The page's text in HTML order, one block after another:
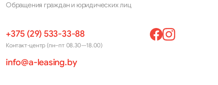
Обращения граждан и юридических лиц
+375 (29) 533-33-88
Контакт-центр (пн–пт 08.30—18.00)
info@a-leasing.by